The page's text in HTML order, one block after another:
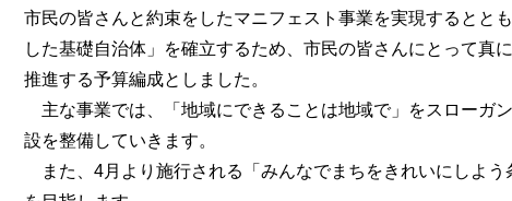
市民の皆さんと約束をしたマニフェスト事業を実現するとと
した基礎自治体」を確立するため、市民の皆さんにとって真
推進する予算編成としました。
主な事業では、「地域にできることは地域で」をスローガ
設を整備していきます。
また、4月より施行される「みんなでまちをきれいにしよ